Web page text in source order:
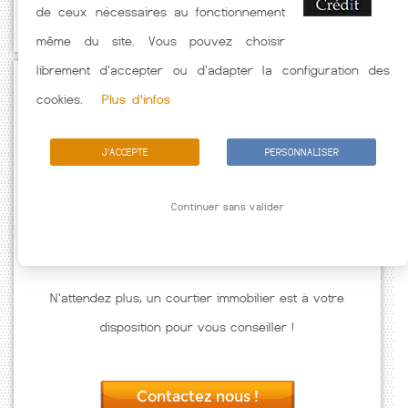
caractéristiques de l'emprunteur.
N'attendez plus, un courtier immobilier est à votre
disposition pour vous conseiller !
Contactez nous !
de ceux nécessaires au fonctionnement
même du site. Vous pouvez choisir
librement d'accepter ou d'adapter la configuration des
cookies.
Plus d'infos
J'ACCEPTE PERSONNALISER
Continuer sans valider